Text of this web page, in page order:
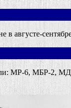
августе-
МР-6, МБР-2,